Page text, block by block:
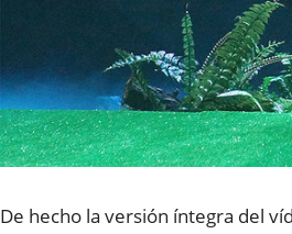
De hecho la versión íntegra del